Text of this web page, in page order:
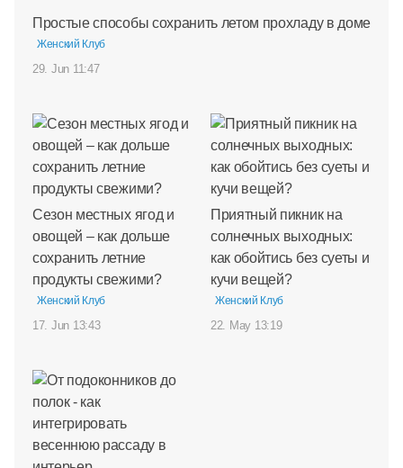
Простые способы сохранить летом прохладу в доме
Женский Клуб
29. Jun 11:47
Сезон местных ягод и
овощей – как дольше
сохранить летние
продукты свежими?
Женский Клуб
17. Jun 13:43
Приятный пикник на
солнечных выходных:
как обойтись без суеты и
кучи вещей?
Женский Клуб
22. May 13:19